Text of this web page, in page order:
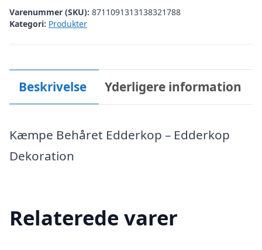
Varenummer (SKU): 8711091313138321788
Kategori: Produkter
Beskrivelse Yderligere information
Kæmpe Behåret Edderkop – Edderkop
Dekoration
Relaterede varer